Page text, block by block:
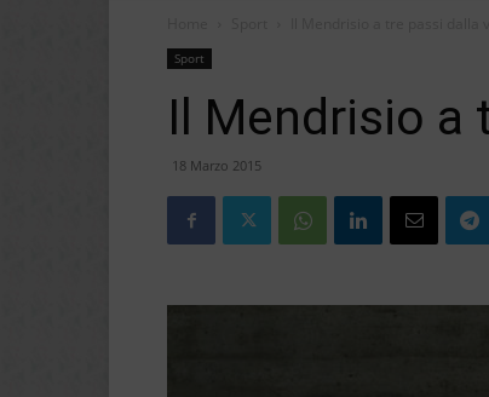
Sport
Il Mendrisio a
18 Marzo 2015